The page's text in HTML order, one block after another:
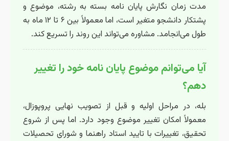
مدت زمان نگارش پایان نامه بسته به رشته، موضوع و
پشتکار دانشجو متغیر است، اما معمولاً بین ۶ تا ۱۲ ماه به
طول می‌انجامد. مشاوره می‌تواند این روند را تسریع کند.
آیا می‌توانم موضوع پایان نامه خود را تغییر
دهم؟
بله، در مراحل اولیه و قبل از تصویب نهایی پروپوزال،
معمولاً امکان تغییر موضوع وجود دارد. اما پس از شروع
تحقیق، تغییرات با تایید استاد راهنما و شورای تحصیلات